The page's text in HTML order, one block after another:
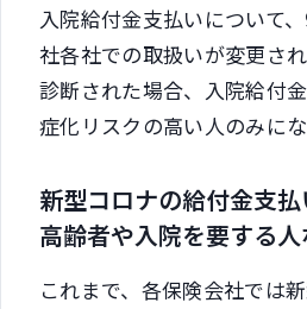
入院給付金支払いについて
社各社での取扱いが変更さ
診断された場合、入院給付
症化リスクの高い人のみにな
新型コロナの給付金支
高齢者や入院を要する
これまで、各保険会社では